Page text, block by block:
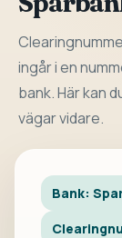
ingår i en
bank. Här kan
vägar vidare.
Bank: